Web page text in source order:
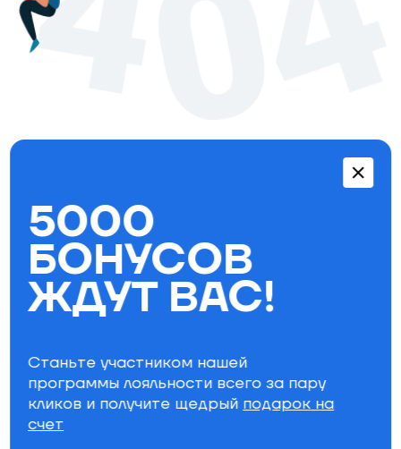
Бестселлеры
5000
БОНУСОВ
ЖДУТ ВАС!
Станьте участником нашей
программы лояльности всего за пару
кликов и получите щедрый подарок на
счет